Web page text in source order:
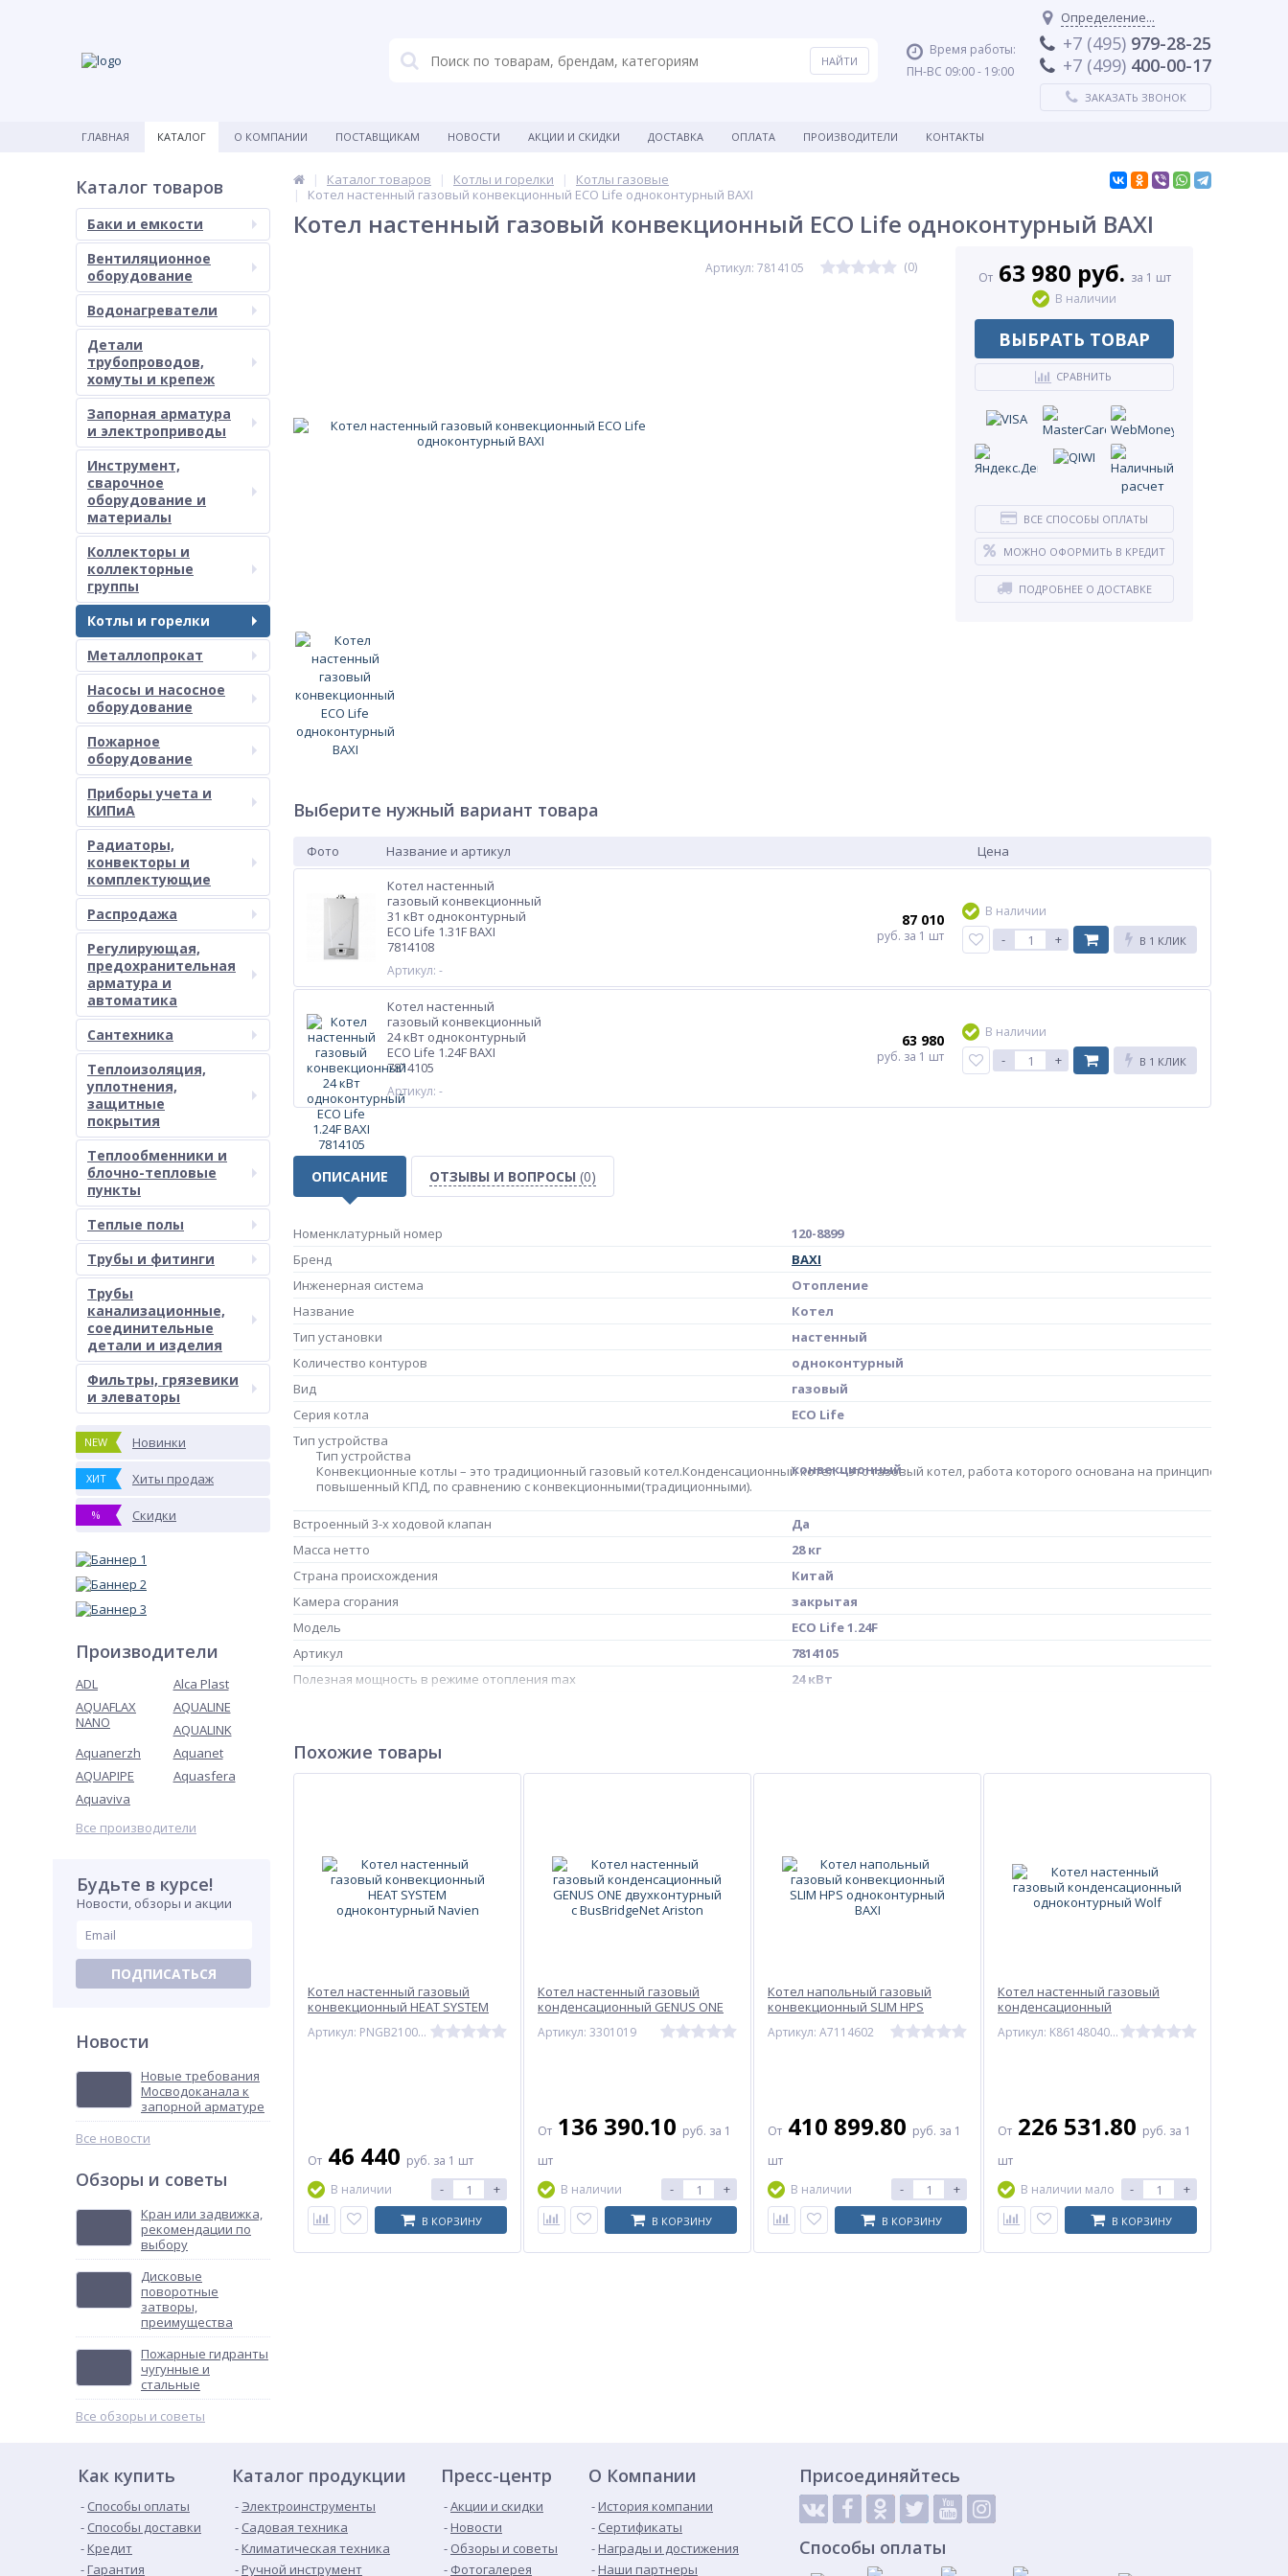
Время работы:
ПН-ВС 09:00 - 19:00
Определение...
+7 (495) 979-28-25
+7 (499) 400-00-17
ЗАКАЗАТЬ ЗВОНОК
ГЛАВНАЯ КАТАЛОГ О КОМПАНИИ ПОСТАВЩИКАМ НОВОСТИ АКЦИИ И СКИДКИ ДОСТАВКА ОПЛАТА ПРОИЗВОДИТЕЛИ КОНТАКТЫ
Каталог товаров
Баки и емкости
Вентиляционное
оборудование
Водонагреватели
Детали
трубопроводов,
хомуты и крепеж
Запорная арматура
и электроприводы
Инструмент,
сварочное
оборудование и
материалы
Коллекторы и
коллекторные
группы
Котлы и горелки
Металлопрокат
Насосы и насосное
оборудование
Пожарное
оборудование
Приборы учета и
КИПиА
Радиаторы,
конвекторы и
комплектующие
Распродажа
Регулирующая,
предохранительная
арматура и
автоматика
Сантехника
Теплоизоляция,
уплотнения,
защитные
покрытия
Теплообменники и
блочно-тепловые
пункты
Теплые полы
Трубы и фитинги
Трубы
канализационные,
соединительные
детали и изделия
Фильтры, грязевики
и элеваторы
NEW Новинки
ХИТ Хиты продаж
% Скидки
Производители
ADL
Alca Plast
AQUAFLAX
NANO
AQUALINE
AQUALINK
Aquanerzh
Aquanet
AQUAPIPE
Aquasfera
Aquaviva
Все производители
Будьте в курсе!
Новости, обзоры и акции
ПОДПИСАТЬСЯ
Новости
Новые требования
Мосводоканала к
запорной арматуре
Все новости
Обзоры и советы
Кран или задвижка,
рекомендации по
выбору
Дисковые
поворотные
затворы,
преимущества
Пожарные гидранты
чугунные и
стальные
Все обзоры и советы
Каталог товаров Котлы и горелки
Котлы газовые
Котел настенный газовый конвекционный ECO Life одноконтурный BAXI
Котел настенный газовый конвекционный ECO Life одноконтурный BAXI
Артикул: 7814105 (0)
От63 980 руб. за 1 шт
В наличии
ВЫБРАТЬ ТОВАР
СРАВНИТЬ
ВСЕ СПОСОБЫ ОПЛАТЫ
МОЖНО ОФОРМИТЬ В КРЕДИТ
ПОДРОБНЕЕ О ДОСТАВКЕ
Выберите нужный вариант товара
Фото Название и артикул
Цена
Котел настенный
газовый конвекционный
31 кВт одноконтурный
ECO Life 1.31F BAXI
7814108
Артикул: -
87 010
руб. за 1 шт
В наличии
- + В 1 КЛИК
Котел настенный
газовый конвекционный
24 кВт одноконтурный
ECO Life 1.24F BAXI
7814105
Артикул: -
63 980
руб. за 1 шт
В наличии
- + В 1 КЛИК
ОПИСАНИЕ ОТЗЫВЫ И ВОПРОСЫ (0)
Номенклатурный номер
120-8899
Бренд
BAXI
Инженерная система
Отопление
Название
Котел
Тип установки
настенный
Количество контуров
одноконтурный
Вид
газовый
Серия котла
ECO Life
Тип устройства
Тип устройства
Конвекционные котлы – это традиционный газовый котел.Конденсационный котел – это газовый котел, работа которого основана на принципе
повышенный КПД, по сравнению с конвекционными(традиционными).
конвекционный
Встроенный 3-х ходовой клапан
Да
Масса нетто
28 кг
Страна происхождения
Китай
Камера сгорания
закрытая
Модель
ECO Life 1.24F
Артикул
7814105
Полезная мощность в режиме отопления max
24 кВт
Похожие товары
Котел настенный газовый
конвекционный HEAT SYSTEM
одноконтурный Navien
Артикул: PNGB2100020L002
От 46 440 руб. за 1 шт
В наличии
- +
В КОРЗИНУ
Котел настенный газовый
конденсационный GENUS ONE
двухконтурный с BusBridgeNet
Ariston
Артикул: 3301019
От 136 390.10 руб. за 1
шт
В наличии
- +
В КОРЗИНУ
Котел напольный газовый
конвекционный SLIM HPS
Артикул: A7114602
От 410 899.80 руб. за 1
шт
В наличии
- +
В КОРЗИНУ
Котел настенный газовый
конденсационный
Артикул: K8614804008
От 226 531.80 руб. за 1
шт
В наличии мало
- +
В КОРЗИНУ
Как купить
Способы оплаты
Способы доставки
Кредит
Гарантия
Каталог продукции
Электроинструменты
Садовая техника
Климатическая техника
Ручной инструмент
Пресс-центр
Акции и скидки
Новости
Обзоры и советы
Фотогалерея
О Компании
История компании
Сертификаты
Награды и достижения
Наши партнеры
Присоединяйтесь
Способы оплаты